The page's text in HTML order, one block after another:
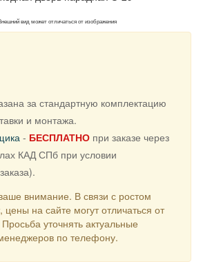
вид может отличаться от изображения
за стандартную комплектацию
и монтажа.
- БЕСПЛАТНО при заказе через
КАД СПб при условии
внимание. В связи с ростом
цены на сайте могут отличаться от
уточнять актуальные
по телефону.